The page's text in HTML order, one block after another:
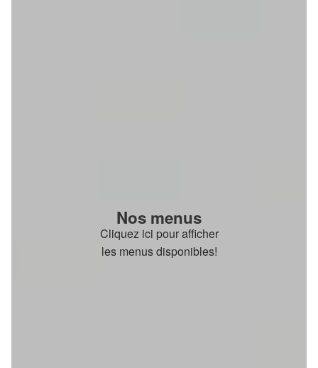
Nos menus
Cliquez ici pour afficher
les menus disponibles!